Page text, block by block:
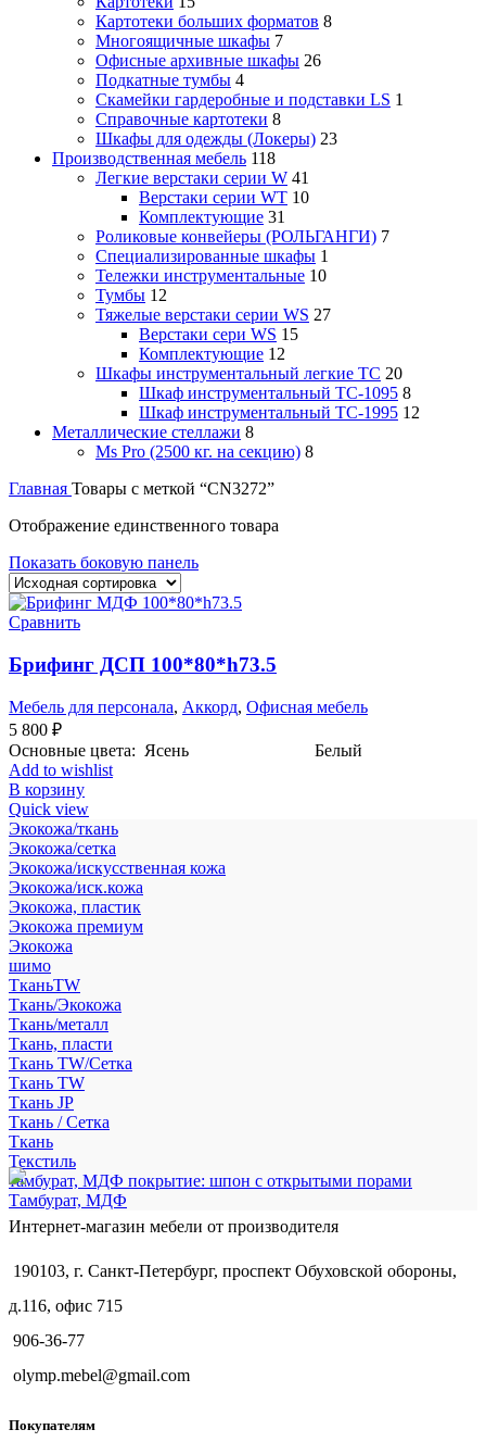
Картотеки больших форматов 8
Многоящичные шкафы 7
Офисные архивные шкафы 26
Подкатные тумбы 4
Скамейки гардеробные и подставки LS 1
Справочные картотеки 8
Шкафы для одежды (Локеры) 23
Производственная мебель 118
Легкие верстаки серии W 41
Верстаки серии WT 10
Комплектующие 31
Роликовые конвейеры (РОЛЬГАНГИ) 7
Специализированные шкафы 1
Тележки инструментальные 10
Тумбы 12
Тяжелые верстаки серии WS 27
Верстаки сери WS 15
Комплектующие 12
Шкафы инструментальный легкие ТС 20
Шкаф инструментальный TC-1095 8
Шкаф инструментальный TC-1995 12
Металлические стеллажи 8
Ms Pro (2500 кг. на секцию) 8
Главная Товары с меткой “CN3272”
Отображение единственного товара
Показать боковую панель
Сравнить
Брифинг ДСП 100*80*h73.5
Мебель для персонала, Аккорд, Офисная мебель
5 800 ₽
Основные цвета: Ясень Белый
Add to wishlist
В корзину
Quick view
Экокожа/ткань
Экокожа/сетка
Экокожа/искусственная кожа
Экокожа/иск.кожа
Экокожа, пластик
Экокожа премиум
Экокожа
шимо
ТканьTW
Ткань/Экокожа
Ткань/металл
Ткань, пласти
Ткань TW/Сетка
Ткань TW
Ткань JP
Ткань / Сетка
Ткань
Текстиль
тамбурат, МДФ покрытие: шпон с открытыми порами
Тамбурат, МДФ
Интернет-магазин мебели от производителя
190103, г. Санкт-Петербург, проспект Обуховской обороны,
д.116, офис 715
906-36-77
olymp.mebel@gmail.com
Покупателям